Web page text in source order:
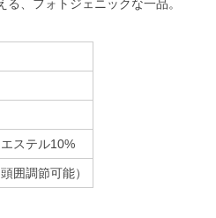
、フォトジェニックな一品。
ステル10%
囲調節可能）